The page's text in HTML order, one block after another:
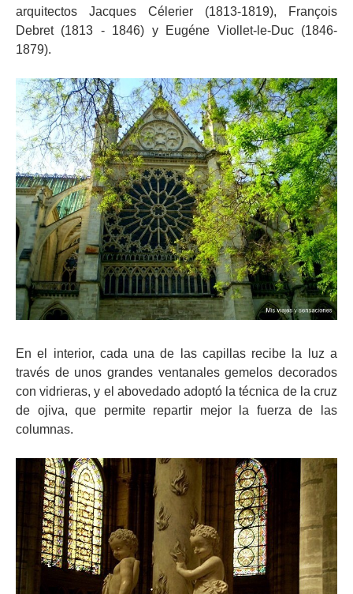
arquitectos Jacques Célerier (1813-1819), François
Debret (1813 - 1846) y Eugéne Viollet-le-Duc (1846-
1879).
En el interior, cada una de las capillas recibe la luz a
través de unos grandes ventanales gemelos decorados
con vidrieras, y el abovedado adoptó la técnica de la cruz
de ojiva, que permite repartir mejor la fuerza de las
columnas.